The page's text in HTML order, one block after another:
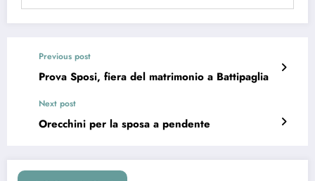
Previous post
Prova Sposi, fiera del matrimonio a Battipaglia
Next post
Orecchini per la sposa a pendente